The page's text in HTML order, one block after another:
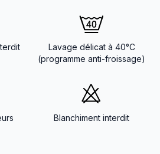
Lavage délicat à 40°C
(programme anti-froissage)
Blanchiment interdit